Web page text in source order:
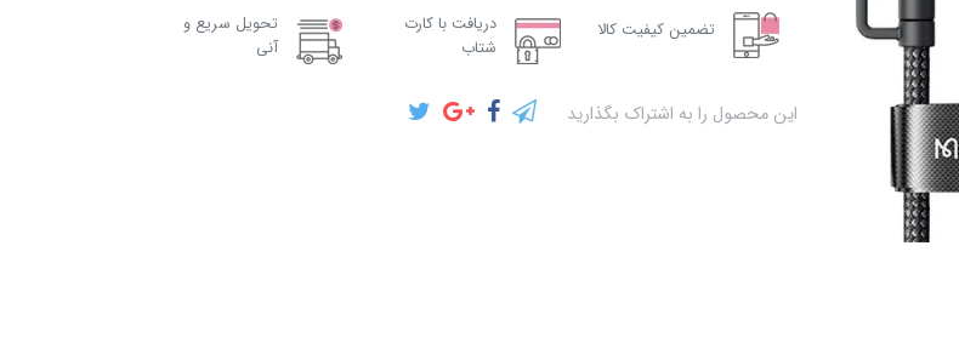
تضمین کیفیت کالا
دریافت با کارت
شتاب
تحویل سریع و
آنی
این محصول را به اشتراک بگذارید